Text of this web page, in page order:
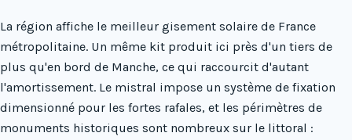
La région affiche le meilleur gisement solaire de France
métropolitaine. Un même kit produit ici près d'un tiers de
plus qu'en bord de Manche, ce qui raccourcit d'autant
l'amortissement. Le mistral impose un système de fixation
dimensionné pour les fortes rafales, et les périmètres de
monuments historiques sont nombreux sur le littoral :